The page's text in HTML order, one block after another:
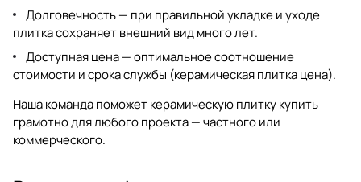
Долговечность — при правильной укладке и уходе
плитка сохраняет внешний вид много лет.
Доступная цена — оптимальное соотношение
стоимости и срока службы (керамическая плитка цена).
Наша команда поможеткерамическую плитку купить
грамотно для любого проекта — частного или
коммерческого.